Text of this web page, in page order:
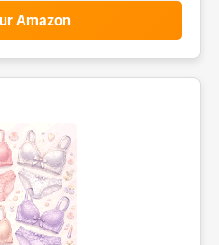
Amazon